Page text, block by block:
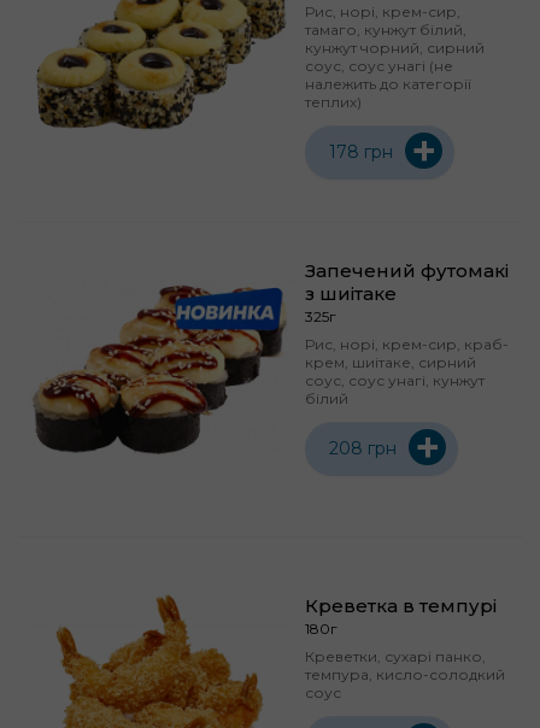
Рис, норі, крем-сир,
тамаго, кунжут білий,
кунжут чорний, сирний
соус, соус унагі (не
належить до категорії
теплих)
178 грн +
Запечений футомакі
з шиітаке
325г
Рис, норі, крем-сир, краб-
крем, шиітаке, сирний
соус, соус унагі, кунжут
білий
208 грн +
Креветка в темпурі
180г
Креветки, сухарі панко,
темпура, кисло-солодкий
соус